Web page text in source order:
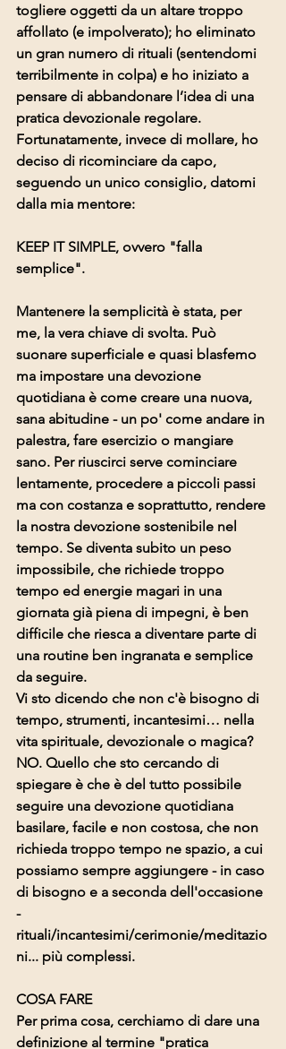
togliere oggetti da un altare troppo
affollato (e impolverato); ho eliminato
un gran numero di rituali (sentendomi
terribilmente in colpa) e ho iniziato a
pensare di abbandonare l’idea di una
pratica devozionale regolare.
Fortunatamente, invece di mollare, ho
deciso di ricominciare da capo,
seguendo un unico consiglio, datomi
dalla mia mentore:
KEEP IT SIMPLE, ovvero "falla
semplice".
Mantenere la semplicità è stata, per
me, la vera chiave di svolta. Può
suonare superficiale e quasi blasfemo
ma impostare una devozione
quotidiana è come creare una nuova,
sana abitudine - un po' come andare in
palestra, fare esercizio o mangiare
sano. Per riuscirci serve cominciare
lentamente, procedere a piccoli passi
ma con costanza e soprattutto, rendere
la nostra devozione sostenibile nel
tempo. Se diventa subito un peso
impossibile, che richiede troppo
tempo ed energie magari in una
giornata già piena di impegni, è ben
difficile che riesca a diventare parte di
una routine ben ingranata e semplice
da seguire.
Vi sto dicendo che non c'è bisogno di
tempo, strumenti, incantesimi… nella
vita spirituale, devozionale o magica?
NO. Quello che sto cercando di
spiegare è che è del tutto possibile
seguire una devozione quotidiana
basilare, facile e non costosa, che non
richieda troppo tempo ne spazio, a cui
possiamo sempre aggiungere - in caso
di bisogno e a seconda dell'occasione
-
rituali/incantesimi/cerimonie/meditazio
ni... più complessi.
COSA FARE
Per prima cosa, cerchiamo di dare una
definizione al termine "pratica